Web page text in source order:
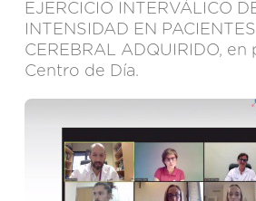
EJERCICIO INTERVÁLICO
INTENSIDAD EN
CEREBRAL ADQUIRIDO, en
Centro de Día.